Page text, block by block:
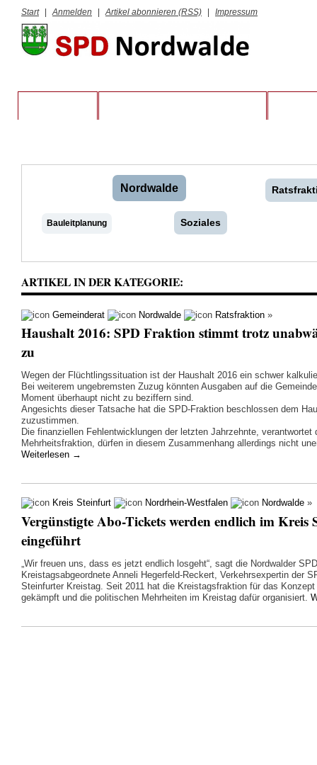
Start| Anmelden | Artikel abonnieren (RSS) | Impressum
Nordwalde
Soziales
Bauleitplanung
ARTIKEL IN DER KATEGORIE:
Gemeinderat Nordwalde Ratsfraktion »
Haushalt 2016: SPD Fraktion stimmt trotz
zu
Wegen der Flüchtlingssituation ist der Haushalt 2016 ein schwer
Bei weiterem ungebremsten Zuzug könnten Ausgaben auf die
Moment überhaupt nicht zu beziffern sind.
Angesichts dieser Tatsache hat die SPD-Fraktion beschlossen dem
zuzustimmen.
Die finanziellen Fehlentwicklungen der letzten Jahrzehnte, verantwortet
Mehrheitsfraktion, dürfen in diesem Zusammenhang allerdings nicht
Weiterlesen →
Kreis Steinfurt Nordrhein-Westfalen Nordwalde »
Vergünstigte Abo-Tickets werden endlich im Kreis
eingeführt
„Wir freuen uns, dass es jetzt endlich losgeht“, sagt die Nordwalder
Kreistagsabgeordnete Anneli Hegerfeld-Reckert, Verkehrsexpertin der
Steinfurter Kreistag. Seit 2011 hat die Kreistagsfraktion für das
gekämpft und die politischen Mehrheiten im Kreistag dafür organisiert.